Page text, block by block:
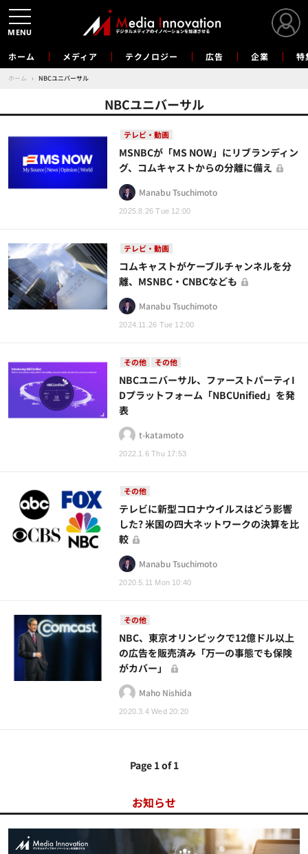
ホーム メディア テクノロジー 広告 企業 特
ホーム › NBCユニバーサル
NBCユニバーサル
テレビ・動画
2025.8.26 Tue 12:00
MSNBCが「MS NOW」にリブランディン
グ、コムキャストからの分離に備え
Manabu Tsuchimoto
テレビ・動画
2024.11.26 Tue 12:00
コムキャストがケーブルチャンネルを分
離、MSNBC・CNBCなども
Manabu Tsuchimoto
その他 その他
2022.1.6 Thu 17:53
NBCユニバーサル、ファーストパーティI
Dプラットフォーム「NBCUnified」を発
表
t-katamoto
その他
2020.5.11 Mon 10:40
テレビに新型コロナウイルスはどう影響
した? 米国の四大ネットワークの決算を比
較
Manabu Tsuchimoto
その他
2020.3.4 Wed 20:20
NBC、東京オリンピックで12億ドル以上
の広告を販売済み「万一の事態でも保険
がカバー」
Maho Nishida
Page 1 of 1
お知らせ
MENU